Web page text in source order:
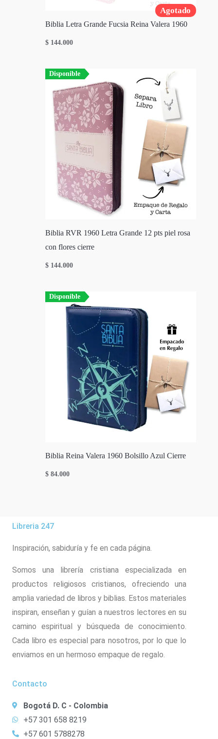
Agotado
Biblia Letra Grande Fucsia Reina Valera 1960
$ 144.000
Disponible
Biblia RVR 1960 Letra Grande 12 pts piel rosa
con flores cierre
$ 144.000
Disponible
Biblia Reina Valera 1960 Bolsillo Azul Cierre
$ 84.000
Libreria 247
Inspiración, sabiduría y fe en cada página.
Somos una librería cristiana especializada en
productos religiosos cristianos, ofreciendo una
amplia variedad de libros y biblias. Estos materiales
inspiran, enseñan y guían a nuestros lectores en su
camino espiritual y búsqueda de conocimiento.
Cada libro es especial para nosotros, por lo que lo
enviamos en un hermoso empaque de regalo.
Contacto
Bogotá D. C - Colombia
+57 301 658 8219
+57 601 5788278